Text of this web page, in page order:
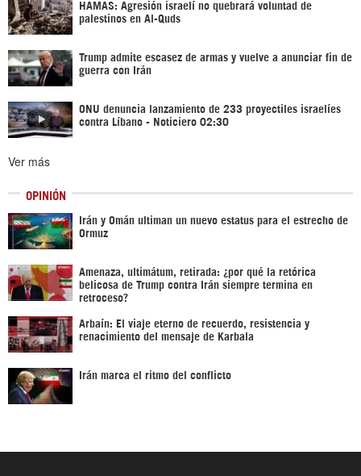
HAMAS: Agresión israelí no quebrará voluntad de
palestinos en Al-Quds
Trump admite escasez de armas y vuelve a anunciar fin de
guerra con Irán
ONU denuncia lanzamiento de 233 proyectiles israelíes
contra Líbano - Noticiero 02:30
Ver más
OPINIÓN
Irán y Omán ultiman un nuevo estatus para el estrecho de
Ormuz
Amenaza, ultimátum, retirada: ¿por qué la retórica
belicosa de Trump contra Irán siempre termina en
retroceso?
Arbaín: El viaje eterno de recuerdo, resistencia y
renacimiento del mensaje de Karbala
Irán marca el ritmo del conflicto